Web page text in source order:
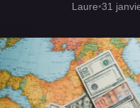
Laure•31